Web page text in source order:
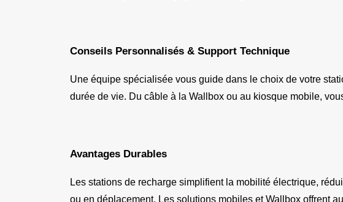
Conseils Personnalisés & Support Technique
Une équipe spécialisée vous guide dans le choix de votre
durée de vie. Du câble à la Wallbox ou au kiosque mobile,
Avantages Durables
Les stations de recharge simplifient la mobilité électrique,
ou en déplacement. Les solutions mobiles et Wallbox offrent